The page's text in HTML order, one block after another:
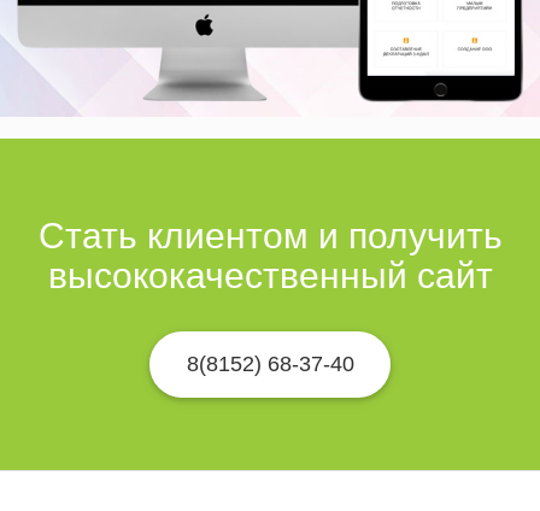
Стать клиентом и получить
высококачественный сайт
8(8152) 68-37-40